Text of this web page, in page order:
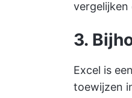
3.
Excel is
toewijzen